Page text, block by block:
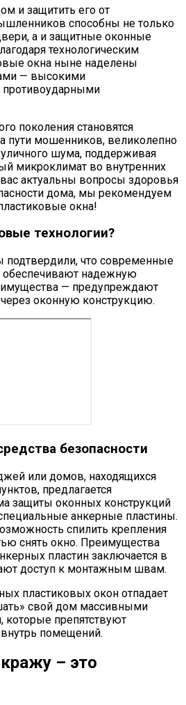
и защитить его от
способны не только
а и защитные оконные
технологическим
окна ныне наделены
— высокими
поколения становятся
пути мошенников, великолепно
шума, поддерживая
микроклимат во внутренних
актуальны вопросы здоровья
дома, мы рекомендуем
окна!
технологии?
подтвердили, что современные
надежную
имущества — предупреждают
оконную конструкцию.
безопасности
или домов, находящихся
предлагается
защиты оконных конструкций
анкерные пластины.
спилить крепления
снять окно. Преимущества
пластин заключается в
доступ к монтажным швам.
пластиковых окон отпадает
свой дом массивными
которые препятствуют
помещений.
– это